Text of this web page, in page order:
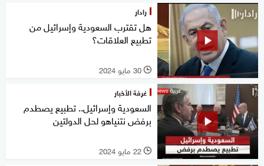
رادار
هل تقترب السعودية وإسرائيل من
تطبيع العلاقات؟
l 30 مايو 2024
غرفة الأخبار
السعودية وإسرائيل.. تطبيع يصطدم
برفض نتنياهو لحل الدولتين
l 22 مايو 2024